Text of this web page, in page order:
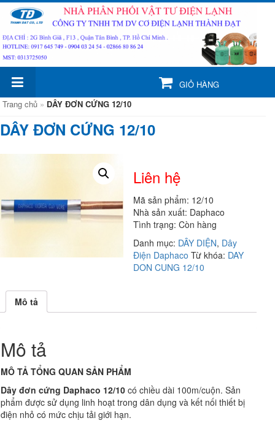
GIỎ HÀNG
Trang chủ » DÂY ĐƠN CỨNG 12/10
DÂY ĐƠN CỨNG 12/10
Liên hệ
Mã sản phẩm: 12/10
Nhà sản xuất: Daphaco
Tình trạng: Còn hàng
Danh mục: DÂY DIỆN, Dây
Điện Daphaco Từ khóa: DAY
DON CUNG 12/10
Mô tả
Mô tả
MÔ TẢ TỔNG QUAN SẢN PHẨM
Dây đơn cứng Daphaco 12/10 có chiều dài 100m/cuộn. Sản
phẩm được sử dụng linh hoạt trong dân dụng và kết nối thiết bị
điện nhỏ có mức chịu tải giới hạn.